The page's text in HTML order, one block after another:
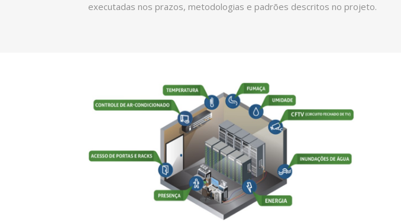
executadas nos prazos, metodologias e padrões descritos no projeto.